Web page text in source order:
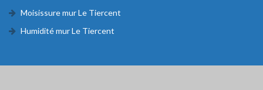
Moisissure mur Le Tiercent
Humidité mur Le Tiercent